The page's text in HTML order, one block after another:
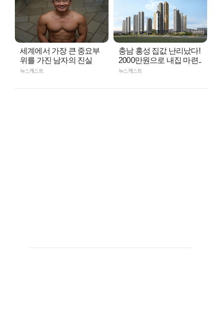
세계에서 가장 큰 중요부
위를 가진 남자의 진실
뉴스캐스트
충남 홍성 집값 난리났다!
2000만원으로 내집 마련..
뉴스캐스트